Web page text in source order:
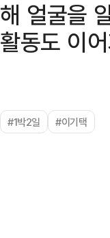
해 얼굴을
활동도 이
#1박2일 #이기택